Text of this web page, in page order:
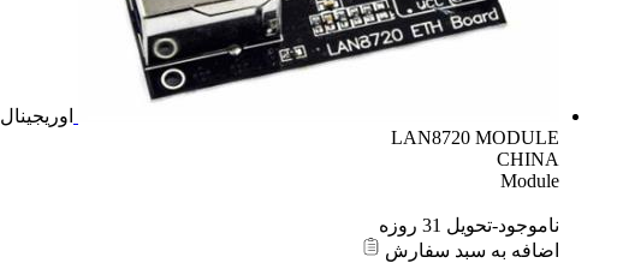
اوریجینال
LAN8720 MODULE
CHINA
Module
ناموجود-تحویل 31 روزه
اضافه به سبد سفارش